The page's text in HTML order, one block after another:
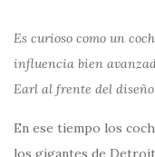
Es curioso como un
influencia bien
Earl al frente del
En ese tiempo los
los gigantes de